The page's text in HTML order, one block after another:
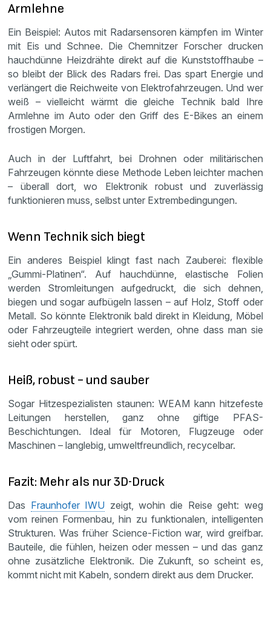
Armlehne
Ein Beispiel: Autos mit Radarsensoren kämpfen im Winter
mit Eis und Schnee. Die Chemnitzer Forscher drucken
hauchdünne Heizdrähte direkt auf die Kunststoffhaube –
so bleibt der Blick des Radars frei. Das spart Energie und
verlängert die Reichweite von Elektrofahrzeugen. Und wer
weiß – vielleicht wärmt die gleiche Technik bald Ihre
Armlehne im Auto oder den Griff des E-Bikes an einem
frostigen Morgen.
Auch in der Luftfahrt, bei Drohnen oder militärischen
Fahrzeugen könnte diese Methode Leben leichter machen
– überall dort, wo Elektronik robust und zuverlässig
funktionieren muss, selbst unter Extrembedingungen.
Wenn Technik sich biegt
Ein anderes Beispiel klingt fast nach Zauberei: flexible
„Gummi-Platinen“. Auf hauchdünne, elastische Folien
werden Stromleitungen aufgedruckt, die sich dehnen,
biegen und sogar aufbügeln lassen – auf Holz, Stoff oder
Metall. So könnte Elektronik bald direkt in Kleidung, Möbel
oder Fahrzeugteile integriert werden, ohne dass man sie
sieht oder spürt.
Heiß, robust – und sauber
Sogar Hitzespezialisten staunen: WEAM kann hitzefeste
Leitungen herstellen, ganz ohne giftige PFAS-
Beschichtungen. Ideal für Motoren, Flugzeuge oder
Maschinen – langlebig, umweltfreundlich, recycelbar.
Fazit: Mehr als nur 3D-Druck
Das Fraunhofer IWU zeigt, wohin die Reise geht: weg
vom reinen Formenbau, hin zu funktionalen, intelligenten
Strukturen. Was früher Science-Fiction war, wird greifbar.
Bauteile, die fühlen, heizen oder messen – und das ganz
ohne zusätzliche Elektronik. Die Zukunft, so scheint es,
kommt nicht mit Kabeln, sondern direkt aus dem Drucker.